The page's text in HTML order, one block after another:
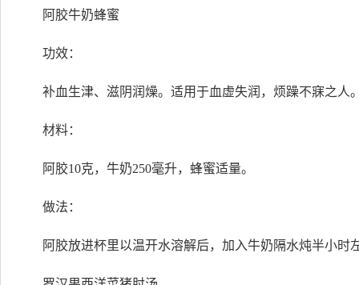
阿胶牛奶蜂蜜
功效：
补血生津、滋阴润燥。适用于血虚失润，烦躁不寐之人
材料：
阿胶10克，牛奶250毫升，蜂蜜适量。
做法：
阿胶放进杯里以温开水溶解后，加入牛奶隔水炖半小